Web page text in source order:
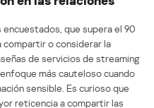
que supera el 90
o considerar la
de servicios de streaming
más cauteloso cuando
sensible. Es curioso que
reticencia a compartir las